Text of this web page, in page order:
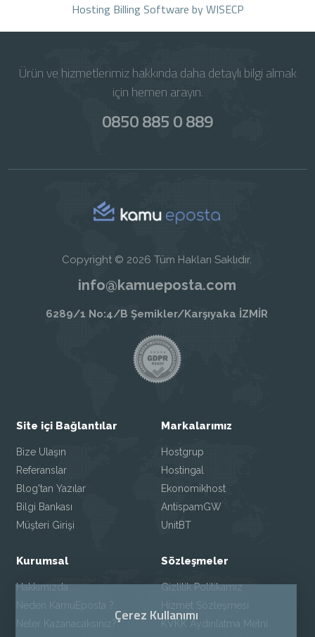
Hosting Billing Software by WISECP
Ürün ve hizmetlerimiz hakkında daha detaylı bilgi almak
için hemen arayın.
0850 885 0 889
Copyright © 2026 Tüm Hakları Saklıdır.
info@kamueposta.com
6289/1 No:4/B Şemikler/Karşıyaka İZMİR
Site içi Bağlantılar
Bize Ulaşın
Referanslar
Blog'tan Yazılar
Bilgi Bankası
Müşteri Girişi
Markalarımız
Hostgrup
Hostingal
Ekonomikhost
AntispamGW
UnitBT
Kurumsal
Hakkımızda
Neden KamuEposta ?
Neler Kazanacaksınız?
Sözleşmeler
Gizlilik Politikamız
Hizmet Sözleşmesi
KVKK Aydınlatma Metni
Çerez Kullanımı